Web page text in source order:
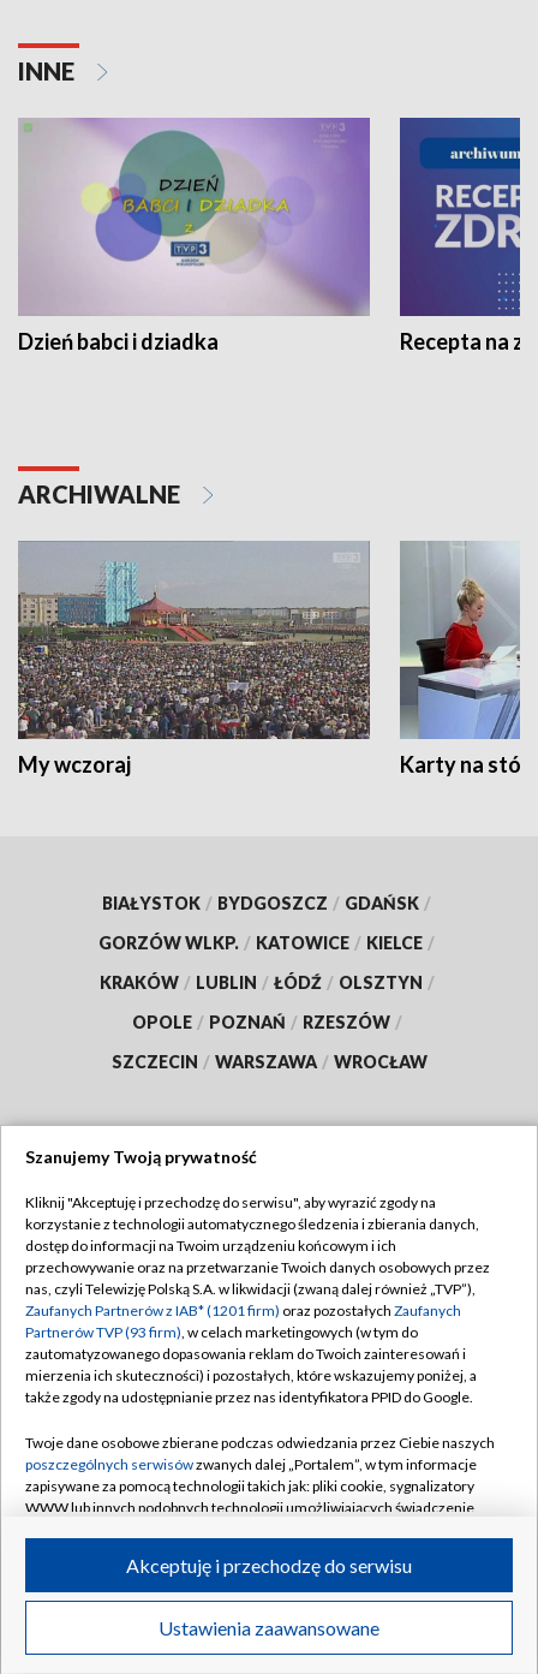
INNE
Dzień babci i dziadka Recepta na
ARCHIWALNE
My wczoraj Karty na
BIAŁYSTOK / BYDGOSZCZ / GDAŃSK /
GORZÓW WLKP. / KATOWICE / KIELCE /
KRAKÓW / LUBLIN / ŁÓDŹ / OLSZTYN /
OPOLE / POZNAŃ / RZESZÓW /
SZCZECIN / WARSZAWA / WROCŁAW
TVP
Abonament TVP
Emisja w TVP
Centrum informacji TVP
Naziemna Telewizja Cyfrowa
Rada Programowa
System NOS
Informacje o nadawcy
Program dla prasy
Ogłoszenie przetargowe
Regulamin TVP
Polityka prywatności
Moje zgody
Pomoc
Kontakt
Kanały
©2026 Telewizja Polska S.A. w likwidacji
Szanujemy Twoją prywatność
Kliknij "Akceptuję i przechodzę do serwisu", aby wyrazić zgody na
korzystanie z technologii automatycznego śledzenia i zbierania danych,
dostęp do informacji na Twoim urządzeniu końcowym i ich
przechowywanie oraz na przetwarzanie Twoich danych osobowych przez
nas, czyli Telewizję Polską S.A. w likwidacji (zwaną dalej również „TVP”),
Zaufanych Partnerów z IAB* (1201 firm) oraz pozostałych Zaufanych
Partnerów TVP (93 firm), w celach marketingowych (w tym do
zautomatyzowanego dopasowania reklam do Twoich zainteresowań i
mierzenia ich skuteczności) i pozostałych, które wskazujemy poniżej, a
także zgody na udostępnianie przez nas identyfikatora PPID do Google.
Twoje dane osobowe zbierane podczas odwiedzania przez Ciebie naszych
poszczególnych serwisówzwanych dalej „Portalem”, w tym informacje
zapisywane za pomocą technologii takich jak: pliki cookie, sygnalizatory
WWW lub innych podobnych technologii umożliwiających świadczenie
ruchu w Internecie.
Twoje dane osobowe zbierane podczas odwiedzania przez Ciebie
poszczególnych serwisówna Portalu, takie jak adresy IP, identyfikatory
Ustawienia zaawansowane
Akceptuję i przechodzę do serwisu